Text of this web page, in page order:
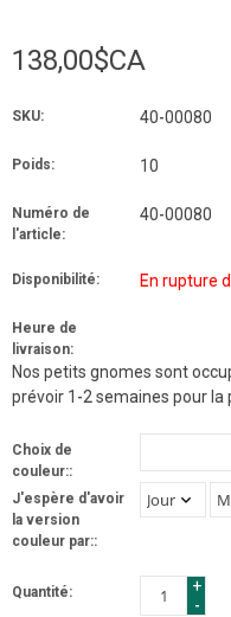
138,00$CA
SKU: 40-00080
Poids: 10
Numéro de
l'article:
40-00080
Disponibilité: En rupture
Heure de
livraison:
Nos petits gnomes sont
prévoir 1-2 semaines pour la
Choix de
couleur::
J'espère d'avoir
la version
couleur par::
Quantité:
+
-